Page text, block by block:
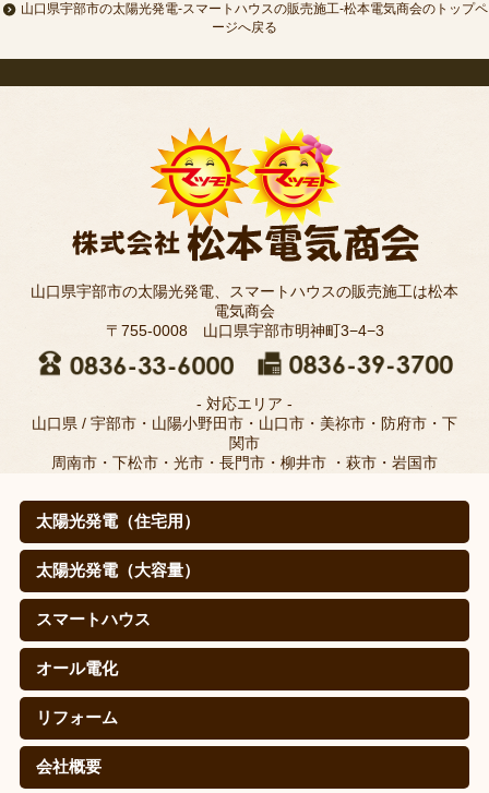
山口県宇部市の太陽光発電-スマートハウスの販売施工-松本電気商会のトップペ
ージへ戻る
山口県宇部市の太陽光発電、スマートハウスの販売施工は松本
電気商会
〒755-0008 山口県宇部市明神町3−4−3
- 対応エリア -
山口県 / 宇部市・山陽小野田市・山口市・美祢市・防府市・下
関市
周南市・下松市・光市・長門市・柳井市 ・萩市・岩国市
太陽光発電（住宅用）
太陽光発電（住宅用）
太陽光発電の仕組みは？
取扱メーカー
職人のこだわり(松本電気商会のこだわり)
施工例
寄棟屋根の皆さま
価格
導入効果（㊙真実データ）
太陽光発電（大容量）
太陽光発電（大容量）
シャープを選ぶ理由
施工実績
スマートハウス
スマートハウス
蓄電池（自給自足スタイル）
EV・PHEV(PHV)車充電システム
オール電化
オール電化
エコキュート
IHクッキングヒーター
リフォーム
リフォーム
会社概要